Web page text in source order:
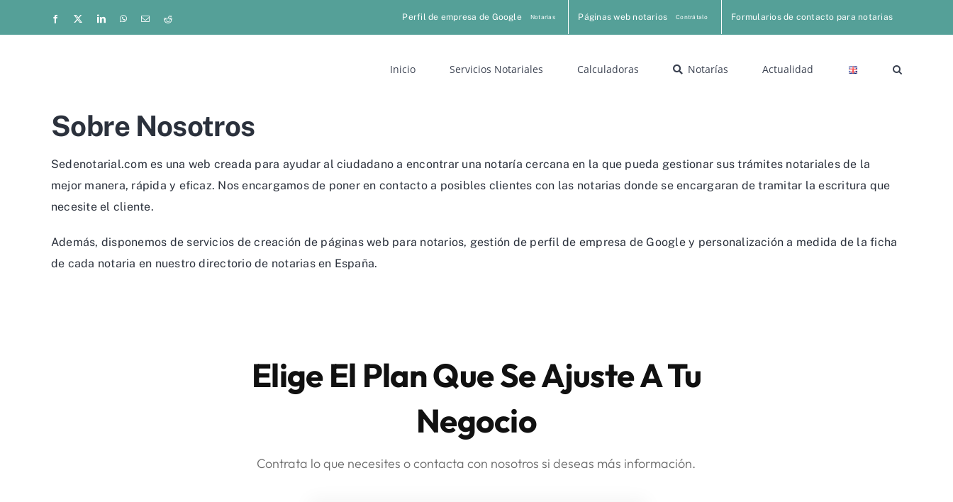
Facebook LinkedInWhatsAppCorreo
electrónico
Reddit Perfil de empresa de Google Notarias Páginas web notarios Contrátalo Formularios de contacto para notarias
Inicio Servicios Notariales Calculadoras Notarías Actualidad
Sobre Nosotros
Sedenotarial.com es una web creada para ayudar al ciudadano a encontrar una notaría cercana en la que pueda gestionar sus trámites notariales de la
mejor manera, rápida y eficaz. Nos encargamos de poner en contacto a posibles clientes con las notarias donde se encargaran de tramitar la escritura que
necesite el cliente.
Además, disponemos de servicios de creación de páginas web para notarios, gestión de perfil de empresa de Google y personalización a medida de la ficha
de cada notaria en nuestro directorio de notarias en España.
Elige El Plan Que Se Ajuste A Tu
Negocio
Contrata lo que necesites o contacta con nosotros si deseas más información.